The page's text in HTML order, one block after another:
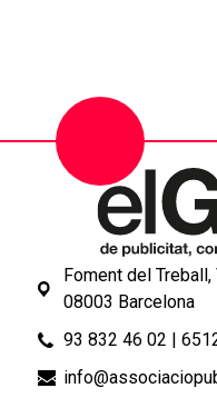
Foment del
08003 Barcelona
93 832 46 02 |